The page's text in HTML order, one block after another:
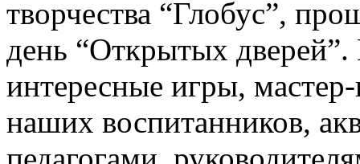
творчества “Глобус”,
день “Открытых
интересные игры,
наших воспитанников,